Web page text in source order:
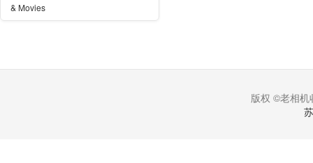
& Movies
版权 ©老相